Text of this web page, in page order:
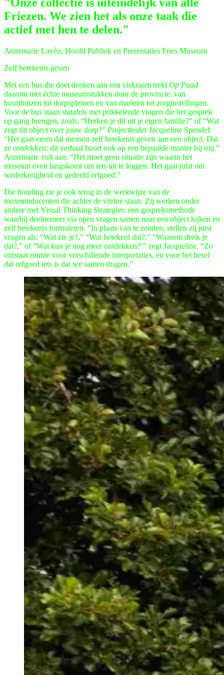
"Onze collectie is uiteindelijk van alle
Friezen. We zien het als onze taak die
actief met hen te delen."
Annemarie Lavèn, Hoofd Publiek en Presentaties Fries Museum
Zelf betekenis geven
Met een bus die doet denken aan een viskraam trekt Op Paad
daarom met échte museumstukken door de provincie: van
buurthuizen tot dorpspleinen en van markten tot zorginstellingen.
Voor de bus staan statafels met prikkelende vragen die het gesprek
op gang brengen, zoals: “Herken je dit uit je eigen familie?” of “Wat
zegt dit object over jouw dorp?” Projectleider Jacqueline Spendel:
“Het gaat erom dat mensen zelf betekenis geven aan een object. Dat
ze ontdekken: dit verhaal hoort ook op een bepaalde manier bij mij.”
Annemarie vult aan: “Het moet geen situatie zijn waarin het
museum even langskomt om iets uit te leggen. Het gaat juist om
wederkerigheid en gedeeld erfgoed.”
Die houding zie je ook terug in de werkwijze van de
museumdocenten die achter de vitrine staan. Zij werken onder
andere met Visual Thinking Strategies: een gespreksmethode
waarbij deelnemers via open vragen samen naar een object kijken en
zelf betekenis formuleren. “In plaats van te zenden, stellen zij juist
vragen als: “Wat zie je?,” “Wat betekent dat?,” “Waarom denk je
dat?,” of “Wat kun je nog meer ontdekken?’” zegt Jacqueline. “Zo
ontstaat ruimte voor verschillende interpretaties, en voor het besef
dat erfgoed iets is dat we samen dragen.”